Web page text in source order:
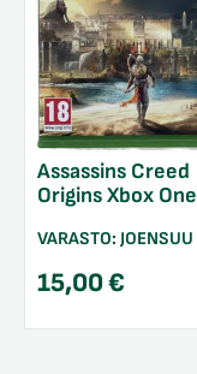
Assassins Creed
Origins Xbox One
VARASTO: JOENSUU
15,00€